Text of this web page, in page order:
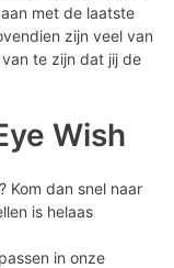
met de laatste
zijn veel van
te zijn dat jij de
Wish
Kom dan snel naar
is helaas
in onze